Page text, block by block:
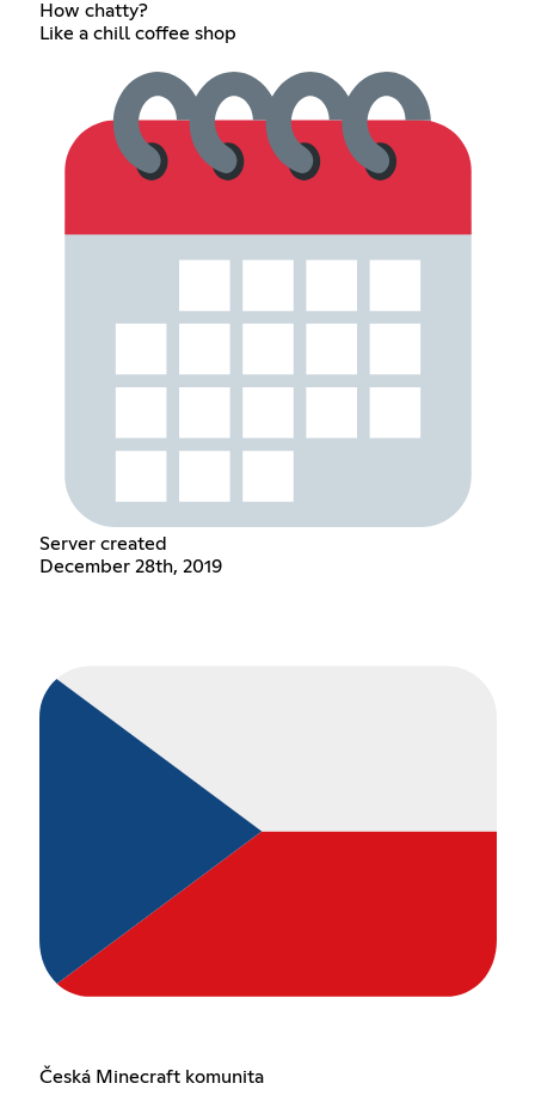
How chatty?
Like a chill coffee shop
Server created
December 28th, 2019
Česká Minecraft komunita